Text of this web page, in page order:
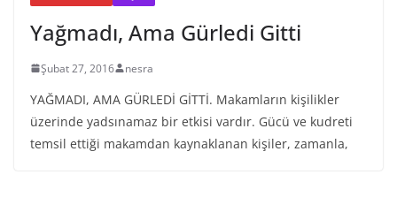
Yağmadı, Ama Gürledi Gitti
Şubat 27, 2016 nesra
YAĞMADI, AMA GÜRLEDİ GİTTİ. Makamların kişilikler
üzerinde yadsınamaz bir etkisi vardır. Gücü ve kudreti
temsil ettiği makamdan kaynaklanan kişiler, zamanla,